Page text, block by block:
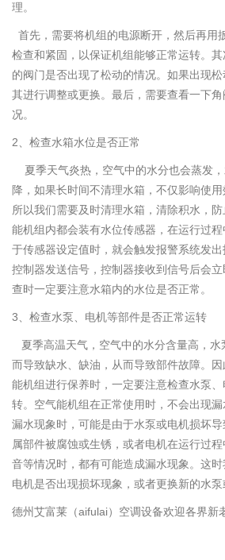
理。
首先，需要将机组的电源断开，然后再用
检查和紧固，以保证机组能够正常运转。
的阀门是否出现了松动的情况。如果出现
其进行调整或更换。最后，需要查看一下
况。
2、检查水箱水位是否正常
夏季天气炎热，空气中的水分也会蒸发
降，如果长时间不清理水箱，不仅影响使用
所以我们需要及时清理水箱，清除积水，
能机组内都会装有水位传感器，在运行过
于传感器设定值时，就会触发报警系统发
控制器发送信号，控制器接收到信号后会
查时一定要注意水箱内的水位是否正常。
3、检查水泵、电机等部件是否正常运转
夏季高温天气，空气中的水分含量高，水
而导致缺水、缺油，从而导致部件故障。
能机组进行保养时，一定要注意检查水泵
转。空气能机组在正常使用时，不会出现
漏水现象时，可能是由于水泵或电机损坏
属部件被腐蚀或生锈，或者电机在运行过
音等情况时，都有可能造成漏水现象。这
电机是否出现损坏现象，或者更换新的水泵
德州艾富莱（aifulai）空调设备欢迎各界新